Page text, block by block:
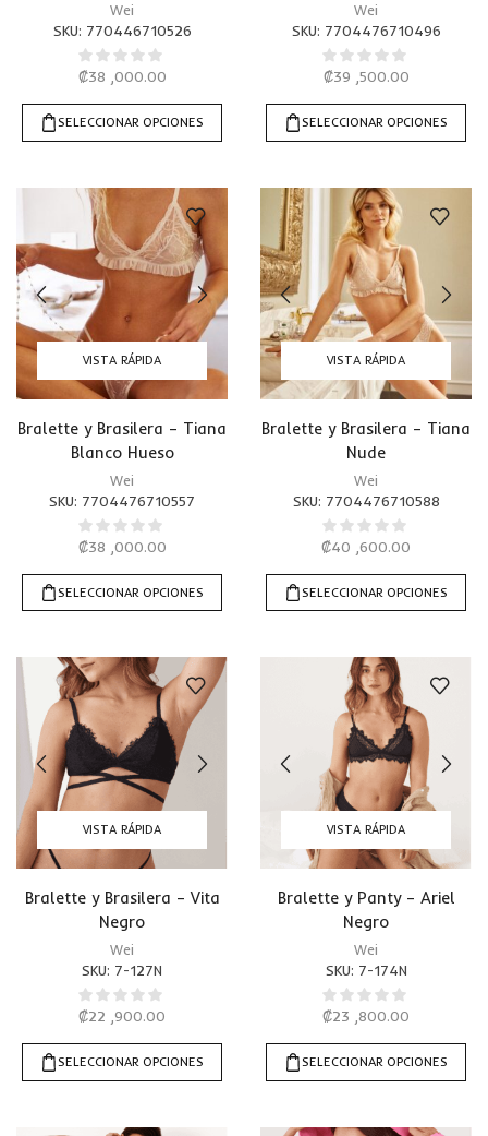
Wei
SKU: 770446710526
₡38 ,000.00
SELECCIONAR OPCIONES
Wei
SKU: 7704476710496
₡39 ,500.00
SELECCIONAR OPCIONES
VISTA RÁPIDA
Bralette y Brasilera – Tiana
Blanco Hueso
Wei
SKU: 7704476710557
₡38 ,000.00
SELECCIONAR OPCIONES
VISTA RÁPIDA
Bralette y Brasilera – Tiana
Nude
Wei
SKU: 7704476710588
₡40 ,600.00
SELECCIONAR OPCIONES
VISTA RÁPIDA
Bralette y Brasilera – Vita
Negro
Wei
SKU: 7-127N
₡22 ,900.00
SELECCIONAR OPCIONES
VISTA RÁPIDA
Bralette y Panty – Ariel
Negro
Wei
SKU: 7-174N
₡23 ,800.00
SELECCIONAR OPCIONES